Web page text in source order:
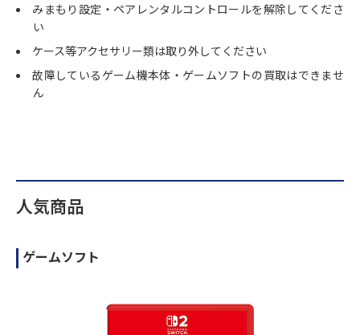
みまもり設定・ペアレンタルコントロールを解除してくださ
い
ケース等アクセサリー類は取り外してください
故障しているゲーム機本体・ゲームソフトの買取はできませ
ん
人気商品
ゲームソフト